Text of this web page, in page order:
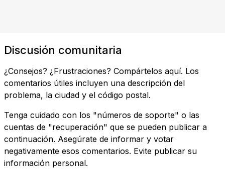
Discusión comunitaria
¿Consejos? ¿Frustraciones? Compártelos aquí. Los
comentarios útiles incluyen una descripción del
problema, la ciudad y el código postal.
Tenga cuidado con los "números de soporte" o las
cuentas de "recuperación" que se pueden publicar a
continuación. Asegúrate de informar y votar
negativamente esos comentarios. Evite publicar su
información personal.